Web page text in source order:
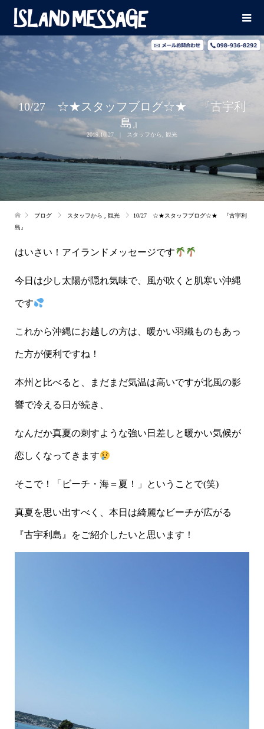
10/27 ☆★スタッフブログ☆★ 『古宇利
島』
2019.10.27 スタッフから 観光
ブログ スタッフから 観光
10/27 ☆★スタッフブログ☆★ 『古宇利
島』
はいさい！アイランドメッセージです
今日は少し太陽が隠れ気味で、風が吹くと肌寒い沖縄
です
これから沖縄にお越しの方は、暖かい羽織ものもあっ
た方が便利ですね！
本州と比べると、まだまだ気温は高いですが北風の影
響で冷える日が続き、
なんだか真夏の刺すような強い日差しと暖かい気候が
恋しくなってきます
そこで！「ビーチ・海＝夏！」ということで(笑)
真夏を思い出すべく、本日は綺麗なビーチが広がる
『古宇利島』をご紹介したいと思います！